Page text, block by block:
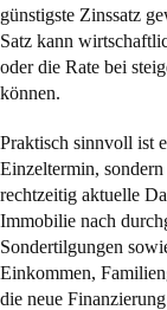
günstigste Zinssatz
Satz kann
oder die Rate bei
können.
Praktisch sinnvoll ist
Einzeltermin, sondern
rechtzeitig aktuelle
Immobilie nach
Sondertilgungen
Einkommen,
die neue